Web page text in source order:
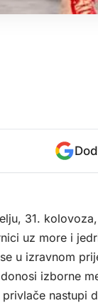
31.
uz more i
u izravnom
izborne
nastupi